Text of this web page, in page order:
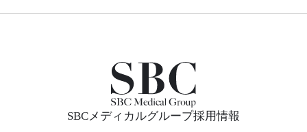
SBCメディカルグループ採用情報